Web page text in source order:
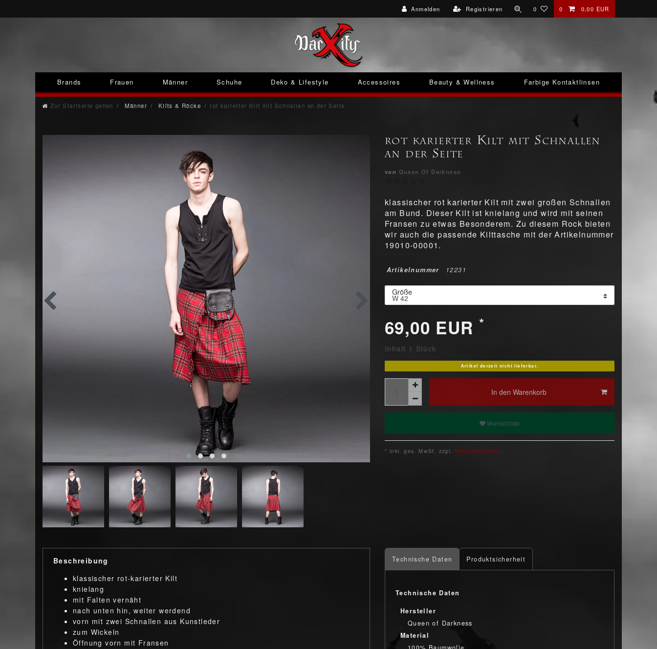
Anmelden Registrieren 0 0 0,00 EUR
Brands Frauen Männer Schuhe Deko & Lifestyle Accessoires Beauty & Wellness Farbige Kontaktlinsen
Zur Startseite gehen Männer Kilts & Röcke rot karierter Kilt mit Schnallen an der Seite
rot karierter Kilt mit Schnallen
an der Seite
von Queen Of Darkness
klassischer rot karierter Kilt mit zwei großen Schnallen
am Bund. Dieser Kilt ist knielang und wird mit seinen
Fransen zu etwas Besonderem. Zu diesem Rock bieten
wir auch die passende Kilttasche mit der Artikelnummer
19010-00001.
Artikelnummer 12231
Größe
69,00 EUR *
Inhalt 1 Stück
Artikel derzeit nicht lieferbar.
In den Warenkorb
Wunschliste
* inkl. ges. MwSt. zzgl. Versandkosten
Beschreibung
klassischer rot-karierter Kilt
knielang
mit Falten vernäht
nach unten hin, weiter werdend
vorn mit zwei Schnallen aus Kunstleder
zum Wickeln
Öffnung vorn mit Fransen
Technische Daten Produktsicherheit
Technische Daten
Hersteller
Queen of Darkness
Material